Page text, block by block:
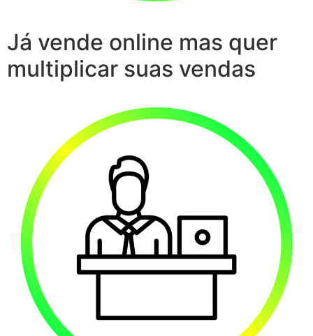
Já vende online mas quer
multiplicar suas vendas